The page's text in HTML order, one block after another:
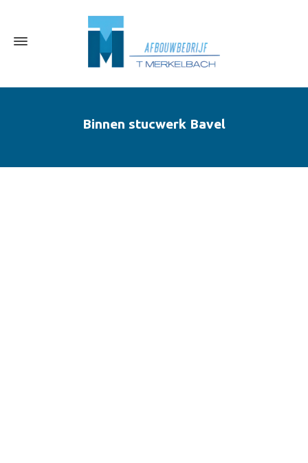
Binnen stucwerk Bavel